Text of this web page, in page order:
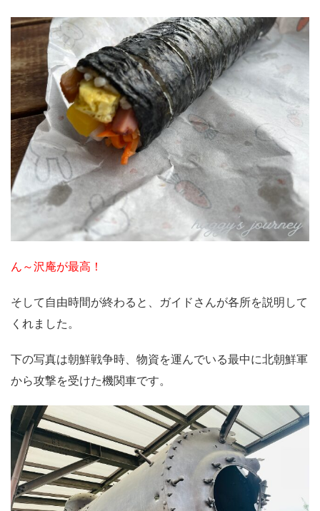
ん～沢庵が最高！
そして自由時間が終わると、ガイドさんが各所を説明して
くれました。
下の写真は朝鮮戦争時、物資を運んでいる最中に北朝鮮軍
から攻撃を受けた機関車です。